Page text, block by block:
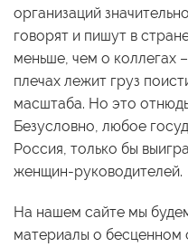
организаций
говорят и пишут в
меньше, чем о коллегах
плечах лежит груз
масштаба. Но это
Безусловно, любое
Россия, только бы
женщин-руководителей.
На нашем сайте мы
материалы о бесценном